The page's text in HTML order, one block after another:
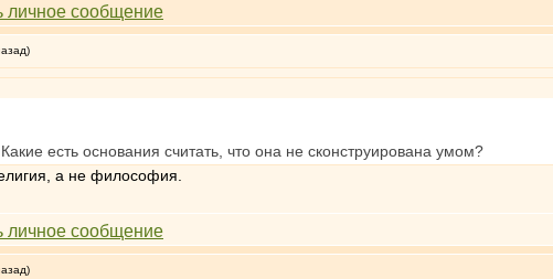
есть основания считать, что она не сконструирована умом?
а не философия.